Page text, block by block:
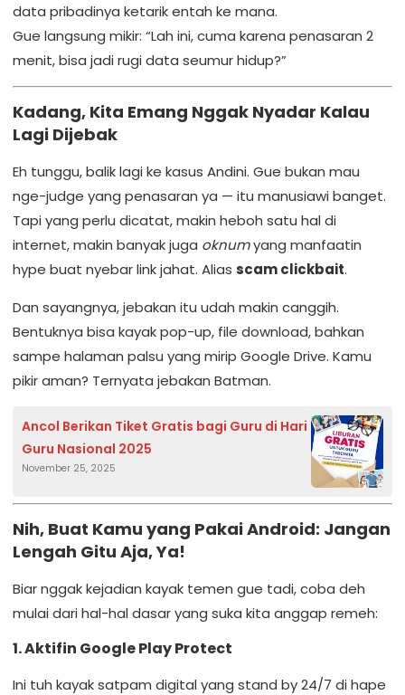
data pribadinya ketarik entah ke mana.
Gue langsung mikir: “Lah ini, cuma karena penasaran 2
menit, bisa jadi rugi data seumur hidup?”
Kadang, Kita Emang Nggak Nyadar Kalau
Lagi Dijebak
Eh tunggu, balik lagi ke kasus Andini. Gue bukan mau
nge-judge yang penasaran ya — itu manusiawi banget.
Tapi yang perlu dicatat, makin heboh satu hal di
internet, makin banyak juga oknumyang manfaatin
hype buat nyebar link jahat. Alias scam clickbait.
Dan sayangnya, jebakan itu udah makin canggih.
Bentuknya bisa kayak pop-up, file download, bahkan
sampe halaman palsu yang mirip Google Drive. Kamu
pikir aman? Ternyata jebakan Batman.
Ancol Berikan Tiket Gratis bagi Guru di Hari
Guru Nasional 2025
November 25, 2025
Nih, Buat Kamu yang Pakai Android: Jangan
Lengah Gitu Aja, Ya!
Biar nggak kejadian kayak temen gue tadi, coba deh
mulai dari hal-hal dasar yang suka kita anggap remeh:
1. Aktifin Google Play Protect
Ini tuh kayak satpam digital yang stand by 24/7 di hape